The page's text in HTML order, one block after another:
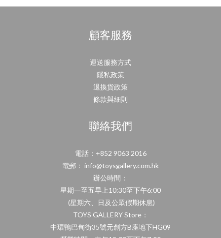
顧客服務
運送服務方式
隱私政策
退換貨政策
條款與細則
聯絡我們
電話：+852 9063 2016
電郵： info@toysgallery.com.hk
辦公時間：
星期一至五早上10:30至下午6:00
(星期六、日及公眾假期休息)
TOYS GALLERY Store：
中環鴨巴甸街35號元創方B座地下HG09